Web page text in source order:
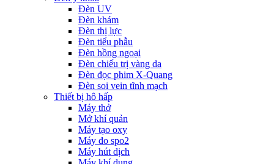
Đèn UV
Đèn khám
Đèn thị lực
Đèn tiểu phẫu
Đèn hồng ngoại
Đèn chiếu trị vàng da
Đèn đọc phim X-Quang
Đèn soi vein tĩnh mạch
Thiết bị hô hấp
Máy thở
Mở khí quản
Máy tạo oxy
Máy đo spo2
Máy hút dịch